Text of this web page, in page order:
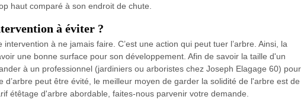
haut comparé à son endroit de chute.
à éviter ?
intervention à ne jamais faire. C’est une action qui peut tuer l’arbre. Ainsi, la
une bonne surface pour son développement. Afin de savoir la taille d'un
à un professionnel (jardiniers ou arboristes chez Joseph Elagage 60) pour
d’arbre peut être évité, le meilleur moyen de garder la solidité de l'arbre est de
étêtage d'arbre abordable, faites-nous parvenir votre demande.